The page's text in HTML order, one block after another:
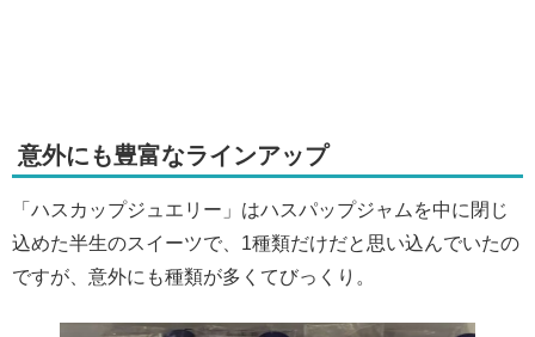
意外にも豊富なラインアップ
「ハスカップジュエリー」はハスパップジャムを中に閉じ
込めた半生のスイーツで、1種類だけだと思い込んでいたの
ですが、意外にも種類が多くてびっくり。